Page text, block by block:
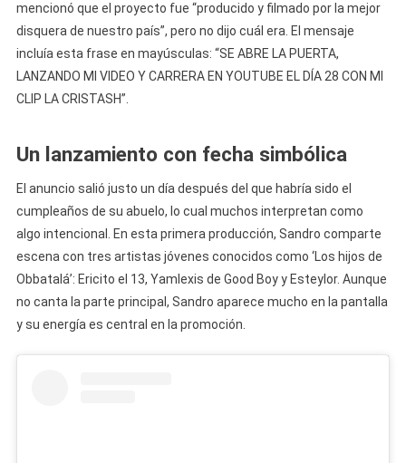
Cristash”
mencionó que el proyecto fue “producido y filmado por la mejor
disquera de nuestro país”, pero no dijo cuál era. El mensaje
incluía esta frase en mayúsculas: “SE ABRE LA PUERTA,
LANZANDO MI VIDEO Y CARRERA EN YOUTUBE EL DÍA 28 CON MI
CLIP LA CRISTASH”.
Un lanzamiento con fecha simbólica
El anuncio salió justo un día después del que habría sido el
cumpleaños de su abuelo, lo cual muchos interpretan como
algo intencional. En esta primera producción, Sandro comparte
escena con tres artistas jóvenes conocidos como ‘Los hijos de
Obbatalá’: Ericito el 13, Yamlexis de Good Boy y Esteylor. Aunque
no canta la parte principal, Sandro aparece mucho en la pantalla
y su energía es central en la promoción.